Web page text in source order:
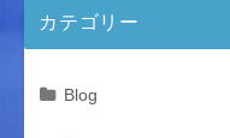
カテゴリー
Blog